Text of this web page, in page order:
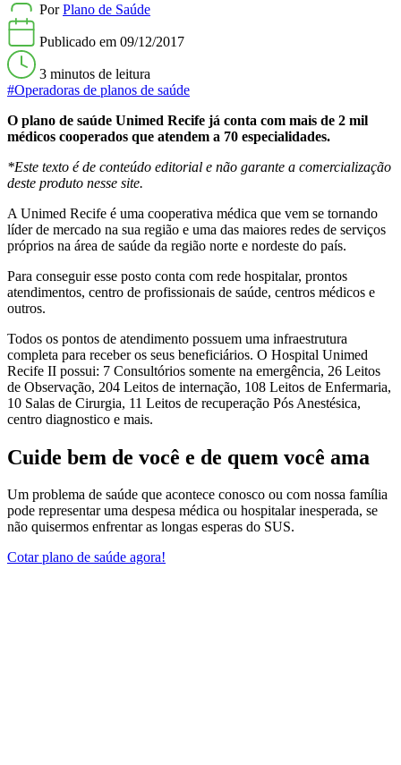
PorPlano de Saúde
Publicado em 09/12/2017
3 minutos de leitura
#Operadoras de planos de saúde
O plano de saúde Unimed Recife já conta com mais de 2 mil
médicos cooperados que atendem a 70 especialidades.
*Este texto é de conteúdo editorial e não garante a comercialização
deste produto nesse site.
A Unimed Recife é uma cooperativa médica que vem se tornando
líder de mercado na sua região e uma das maiores redes de serviços
próprios na área de saúde da região norte e nordeste do país.
Para conseguir esse posto conta com rede hospitalar, prontos
atendimentos, centro de profissionais de saúde, centros médicos e
outros.
Todos os pontos de atendimento possuem uma infraestrutura
completa para receber os seus beneficiários. O Hospital Unimed
Recife II possui: 7 Consultórios somente na emergência, 26 Leitos
de Observação, 204 Leitos de internação, 108 Leitos de Enfermaria,
10 Salas de Cirurgia, 11 Leitos de recuperação Pós Anestésica,
centro diagnostico e mais.
Cuide bem de você e de quem você ama
Um problema de saúde que acontece conosco ou com nossa família
pode representar uma despesa médica ou hospitalar inesperada, se
não quisermos enfrentar as longas esperas do SUS.
Cotar plano de saúde agora!